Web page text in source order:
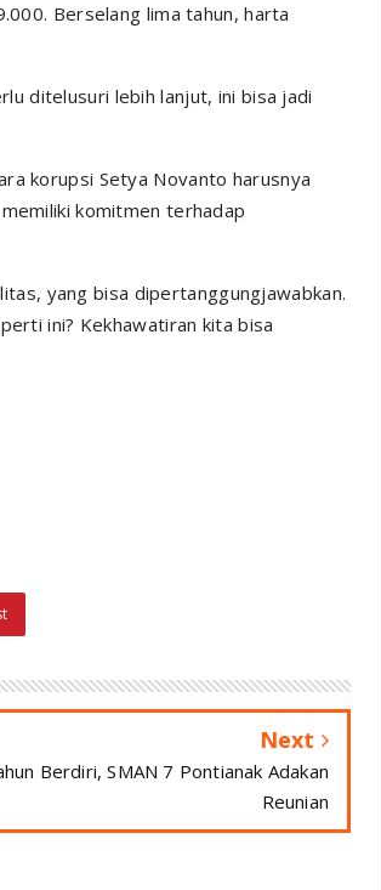
Berselang lima tahun, harta
ditelusuri lebih lanjut, ini bisa jadi
korupsi Setya Novanto harusnya
komitmen terhadap
yang bisa dipertanggungjawabkan.
ini? Kekhawatiran kita bisa
Next
Berdiri, SMAN 7 Pontianak Adakan
Reunian